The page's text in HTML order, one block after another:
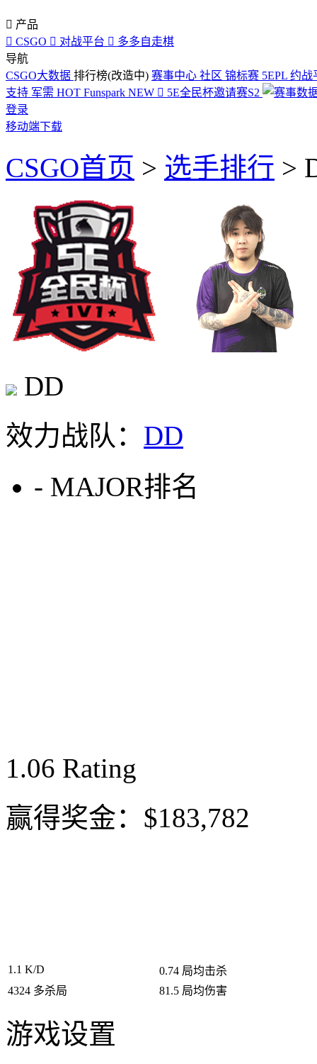
 产品
 CSGO  对战平台  多多自走棋
导航
CSGO大数据 排行榜(改造中) 赛事中心 社区 锦标赛 5EPL 约战
支持 军需 HOT Funspark NEW  5E全民杯邀请赛S2
登录
移动端下载
CSGO首页 > 选手排行 >
DD
效力战队： DD
- MAJOR排名
1.06 Rating
赢得奖金： $183,782
1.1 K/D 0.74 局均击杀
4324 多杀局 81.5 局均伤害
游戏设置